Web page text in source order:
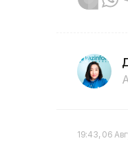
19:43, 06